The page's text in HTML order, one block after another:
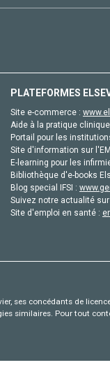
PLATEFORMES
Site e-commerce :
Aide à la pratique
Portail pour les
Site d'information sur
E-learning pour les
Bibliothèque d'e-books
Blog special IFSI :
Suivez notre actualité
Site d'emploi en santé :
ses concédants de
similaires. Pour tout